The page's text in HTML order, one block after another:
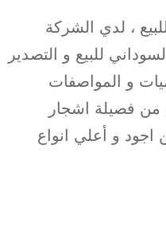
، لدي الشركة
للبيع و التصدير
و المواصفات
من فصيلة اشجار
اجود و أعلي انواع